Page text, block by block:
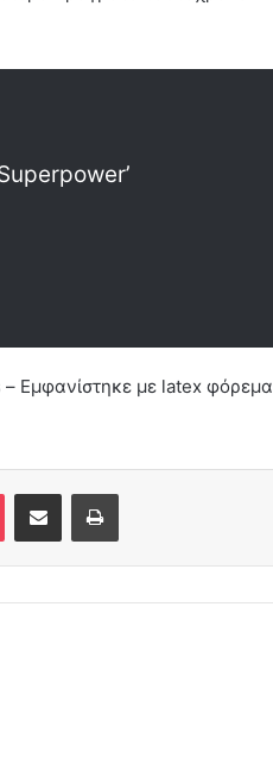
Εμφανίστηκε με latex φόρεμα
Pocket Share via Email Print